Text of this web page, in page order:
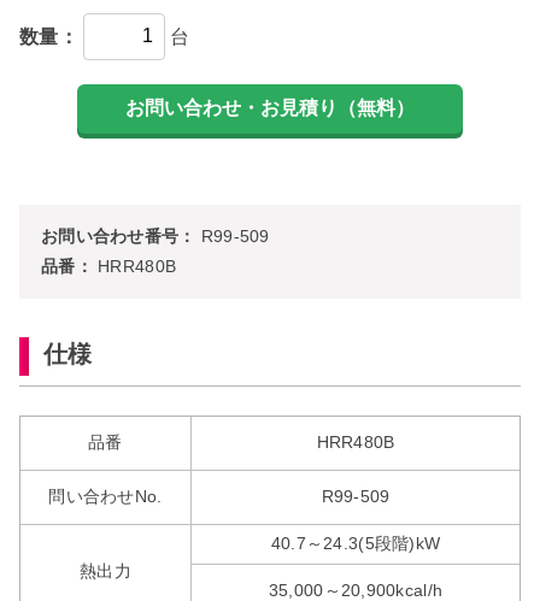
数量： 台
お問い合わせ番号：
R99-509
品番：
HRR480B
仕様
品番 HRR480B
問い合わせNo. R99-509
熱出力
40.7～24.3(5段階)kW
35,000～20,900kcal/h